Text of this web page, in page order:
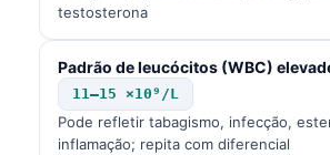
testosterona
Padrão de leucócitos (WBC)
11–15 ×10⁹/L
Pode refletir tabagismo, infecção,
inflamação; repita com diferencial